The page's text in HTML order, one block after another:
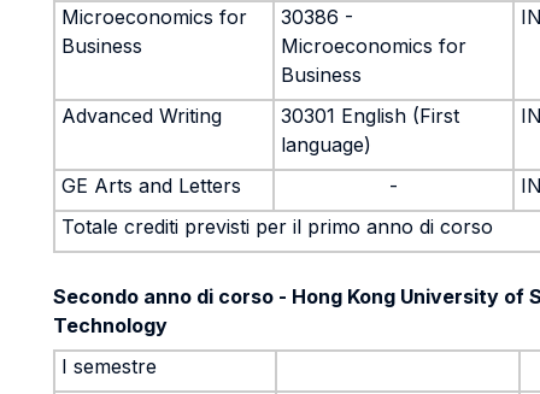
Microeconomics for
Business
30386 -
Microeconomics for
Business
Advanced Writing
30301 English (First
language)
GE Arts and Letters -
Totale crediti previsti per il primo anno di corso
Secondo anno di corso - Hong Kong University of
Technology
I semestre